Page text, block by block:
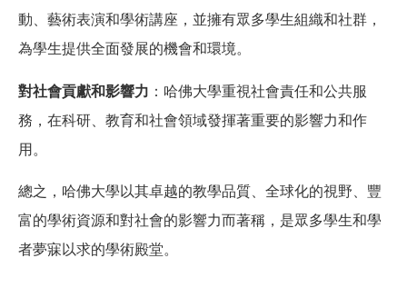
動、藝術表演和學術講座，並擁有眾多學生組織和社群，
為學生提供全面發展的機會和環境。
對社會貢獻和影響力 ：哈佛大學重視社會責任和公共服
務，在科研、教育和社會領域發揮著重要的影響力和作
用。
總之，哈佛大學以其卓越的教學品質、全球化的視野、豐
富的學術資源和對社會的影響力而著稱，是眾多學生和學
者夢寐以求的學術殿堂。